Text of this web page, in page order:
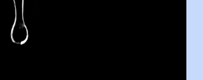
gün…Giriyor havuza. 1973 – 1975
Yüzüyor. 7 yaşında girdiği